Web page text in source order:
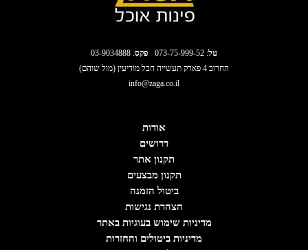
טל:
073-75-999-52 פקס: 03-9034888
החרוב 4 פארק תעשייה חבל מודיעין (מול שוהם)
info@zaga.co.il
אודות
דרושים
תקנון אתר
תקנון מבצעים
ביטול הזמנה
הצהרת נגישות
מדיניות שימוש בעוגיות באתר
מדיניות ביטולים והחזרות